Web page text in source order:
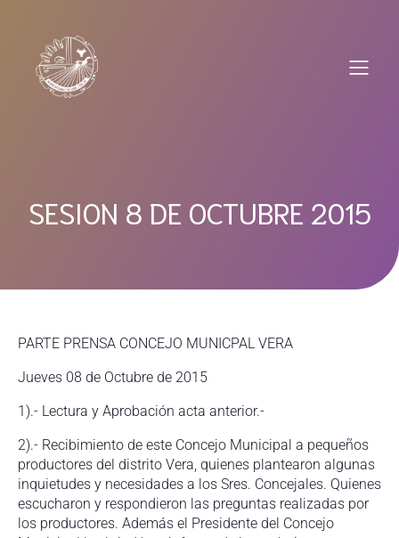
contenido
SESION 8 DE OCTUBRE 2015
PARTE PRENSA CONCEJO MUNICPAL VERA
Jueves 08 de Octubre de 2015
1).- Lectura y Aprobación acta anterior.-
2).- Recibimiento de este Concejo Municipal a pequeños
productores del distrito Vera, quienes plantearon algunas
inquietudes y necesidades a los Sres. Concejales. Quienes
escucharon y respondieron las preguntas realizadas por
los productores. Además el Presidente del Concejo